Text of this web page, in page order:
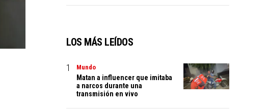
LOS MÁS LEÍDOS
Mundo
Matan a influencer que imitaba
a narcos durante una
transmisión en vivo